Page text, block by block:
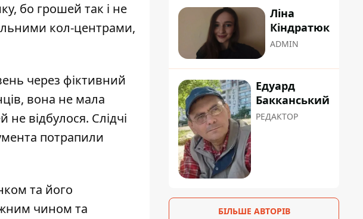
бо грошей так і не
кол-центрами,
через фіктивний
вона не мала
відбулося. Слідчі
потрапили
та його
чином та
Ліна
Кіндратюк
ADMIN
Едуард
Бакканський
РЕДАКТОР
БІЛЬШЕ АВТОРІВ